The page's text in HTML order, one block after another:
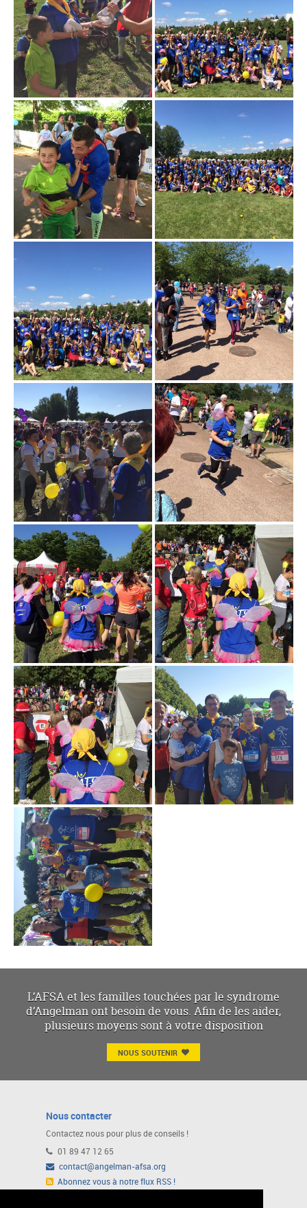
L’AFSA et les familles touchées par le syndrome
d’Angelman ont besoin de vous. Afin de les aider,
plusieurs moyens sont à votre disposition
NOUS SOUTENIR
Nous contacter
Contactez nous pour plus de conseils !
01 89 47 12 65
contact@angelman-afsa.org
Abonnez vous à notre flux RSS !